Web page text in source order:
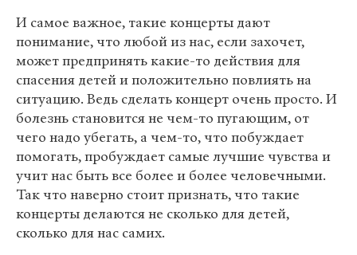
И самое важное, такие концерты дают
понимание, что любой из нас, если захочет,
может предпринять какие-то действия для
спасения детей и положительно повлиять на
ситуацию. Ведь сделать концерт очень просто. И
болезнь становится не чем-то пугающим, от
чего надо убегать, а чем-то, что побуждает
помогать, пробуждает самые лучшие чувства и
учит нас быть все более и более человечными.
Так что наверно стоит признать, что такие
концерты делаются не сколько для детей,
сколько для нас самих.